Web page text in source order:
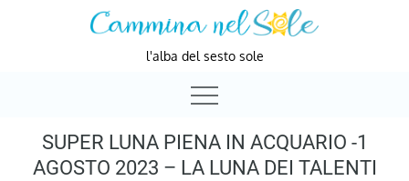
l'alba del sesto sole
SUPER LUNA PIENA IN ACQUARIO -1
AGOSTO 2023 – LA LUNA DEI TALENTI